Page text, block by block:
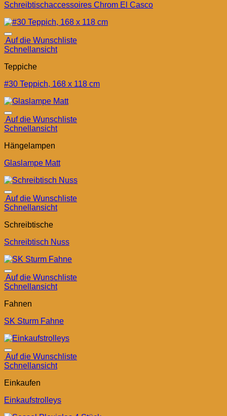
Schreibtischaccessoires Chrom El Casco
Auf die Wunschliste
Schnellansicht
Teppiche
#30 Teppich, 168 x 118 cm
Auf die Wunschliste
Schnellansicht
Hängelampen
Glaslampe Matt
Auf die Wunschliste
Schnellansicht
Schreibtische
Schreibtisch Nuss
Auf die Wunschliste
Schnellansicht
Fahnen
SK Sturm Fahne
Auf die Wunschliste
Schnellansicht
Einkaufen
Einkaufstrolleys